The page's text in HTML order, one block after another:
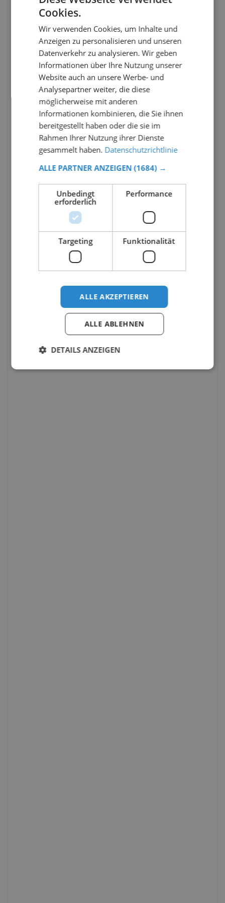
Cookies.
Wir verwenden Cookies, um Inhalte und
Anzeigen zu personalisieren und unseren
Datenverkehr zu analysieren. Wir geben
Informationen über Ihre Nutzung unserer
Website auch an unsere Werbe- und
Analysepartner weiter, die diese
möglicherweise mit anderen
Informationen kombinieren, die Sie ihnen
bereitgestellt haben oder die sie im
Rahmen Ihrer Nutzung ihrer Dienste
gesammelt haben. Datenschutzrichtlinie
ALLE PARTNER ANZEIGEN (1684) →
Unbedingt
erforderlich
Performance
Targeting Funktionalität
ALLE AKZEPTIEREN
ALLE ABLEHNEN
DETAILS ANZEIGEN